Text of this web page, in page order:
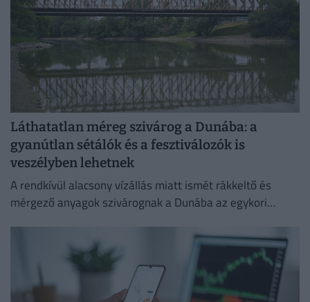
Láthatatlan méreg szivárog a Dunába: a
gyanútlan sétálók és a fesztiválozók is
veszélyben lehetnek
A rendkívül alacsony vízállás miatt ismét rákkeltő és
mérgező anyagok szivárognak a Dunába az egykori